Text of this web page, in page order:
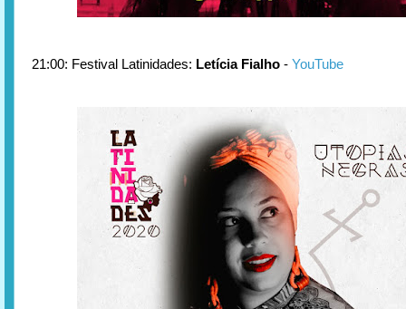
21:00: Festival Latinidades: Letícia Fialho - YouTube